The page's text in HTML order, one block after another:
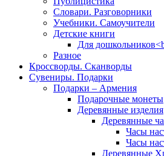
Словари. Разговорники
Учебники. Самоучители
Детские книги
Для
Разное
Кроссворды. Сканворды
Сувениры. Подарки
Подарки – Армения
Подарочные монеты
Деревянные изделия
Деревянные
Часы
Часы
Деревянные